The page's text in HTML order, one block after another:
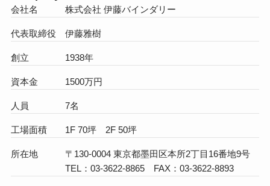
会社名 株式会社 伊藤バインダリー
代表取締役 伊藤雅樹
創立 1938年
資本金 1500万円
人員 7名
工場面積 1F 70坪 2F 50坪
所在地 〒130-0004 東京都墨田区本所2丁目16番地9号
TEL：03-3622-8865 FAX：03-3622-8893